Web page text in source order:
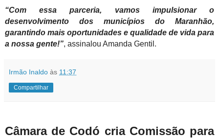
“Com essa parceria, vamos impulsionar o
desenvolvimento dos municípios do Maranhão,
garantindo mais oportunidades e qualidade de vida para
a nossa gente!”, assinalou Amanda Gentil.
Irmão Inaldo às 11:37
Compartilhar
Câmara de Codó cria Comissão para